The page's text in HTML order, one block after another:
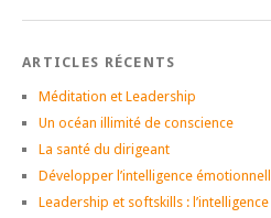
ARTICLES RÉCENTS
Méditation et Leadership
Un océan illimité de conscience
La santé du dirigeant
Développer l’intelligence
Leadership et softskills :